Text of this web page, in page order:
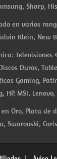
Sharp,
en varios
Klein, New
Duros,
Gaming,
HP, MSI,
Oro, Plata de
Swarovski,